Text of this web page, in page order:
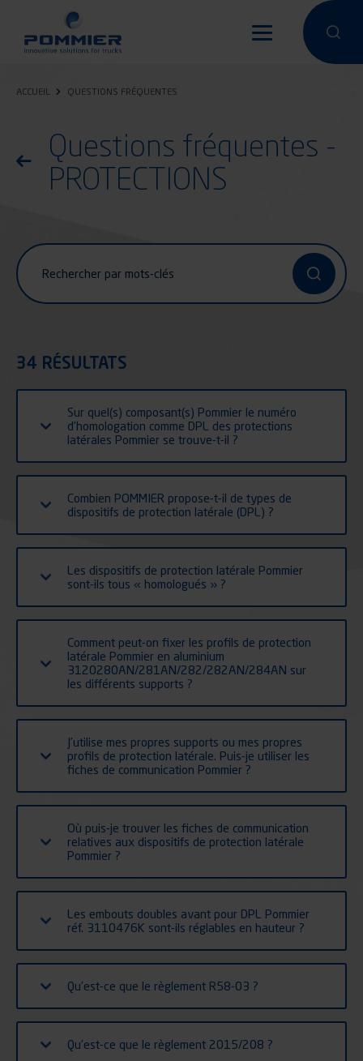
contenu
Effectuer
ACCUEIL QUESTIONS FRÉQUENTES
Return to the list of frequent questions
Questions fréquentes -
PROTECTIONS
Rechercher par mots-clés
34 RÉSULTATS
Sur quel(s) composant(s) Pommier le numéro
d’homologation comme DPL des protections
latérales Pommier se trouve-t-il ?
Combien POMMIER propose-t-il de types de
dispositifs de protection latérale (DPL) ?
Les dispositifs de protection latérale Pommier
sont-ils tous « homologués » ?
Comment peut-on fixer les profils de protection
latérale Pommier en aluminium
3120280AN/281AN/282/282AN/284AN sur
les différents supports ?
J’utilise mes propres supports ou mes propres
profils de protection latérale. Puis-je utiliser les
fiches de communication Pommier ?
Où puis-je trouver les fiches de communication
relatives aux dispositifs de protection latérale
Pommier ?
Les embouts doubles avant pour DPL Pommier
réf. 3110476K sont-ils réglables en hauteur ?
Qu’est-ce que le règlement R58-03 ?
Qu’est-ce que le règlement 2015/208 ?